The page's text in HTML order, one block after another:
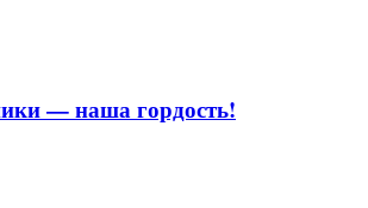
— наша гордость!